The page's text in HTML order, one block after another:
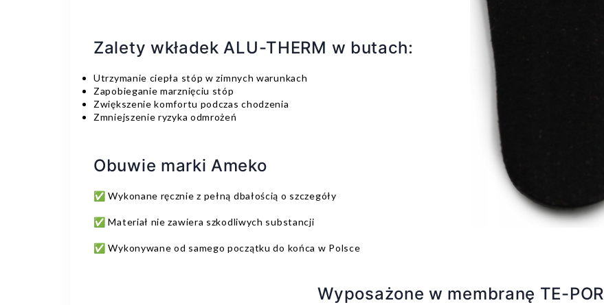
Zalety wkładek ALU-THERM w butach:
Utrzymanie ciepła stóp w zimnych warunkach
Zapobieganie marznięciu stóp
Zwiększenie komfortu podczas chodzenia
Zmniejszenie ryzyka odmrożeń
Obuwie marki Ameko
✅ Wykonane ręcznie z pełną dbałością o szczegóły
✅ Materiał nie zawiera szkodliwych substancji
✅ Wykonywane od samego początku do końca w Polsce
Wyposażone w membranę TE-POR